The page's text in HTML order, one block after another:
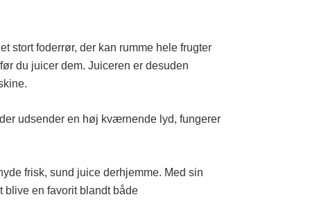
stort foderrør, der kan rumme hele frugter
du juicer dem. Juiceren er desuden
udsender en høj kværnende lyd, fungerer
frisk, sund juice derhjemme. Med sin
blive en favorit blandt både